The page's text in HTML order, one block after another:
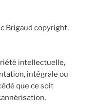
Brigaud copyright,
intellectuelle,
intégrale ou
que ce soit